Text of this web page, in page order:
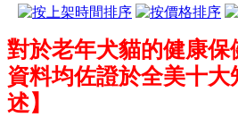
對於老年犬貓的健康
資料均佐證於全美十
述】